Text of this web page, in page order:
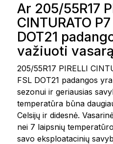
Ar 205/55R17
CINTURATO
DOT21
važiuoti
205/55R17 PIRELLI
FSL DOT21 padangos
sezonui ir geriausias
temperatūra būna
Celsijų ir didesnė.
nei 7 laipsnių
savo eksploatacinių